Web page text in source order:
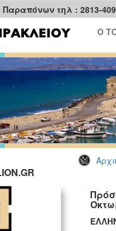
τηλ : 2813-
Ο